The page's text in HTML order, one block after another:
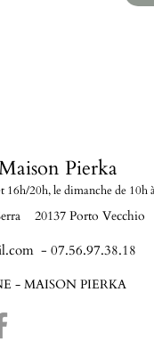
Pierka
16h/20h, le dimanche de 10h
20137 Porto Vecchio
- 07.56.97.38.18
- MAISON PIERKA